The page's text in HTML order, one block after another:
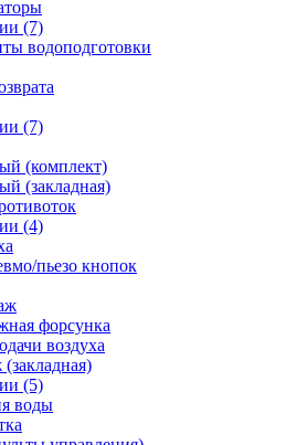
(7)
водоподготовки
(7)
(комплект)
(закладная)
(4)
пьезо кнопок
форсунка
воздуха
(5)
воды